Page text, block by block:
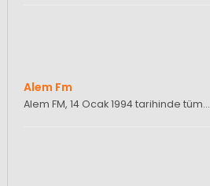
Alem Fm
Alem FM, 14 Ocak 1994 tarihinde tüm…